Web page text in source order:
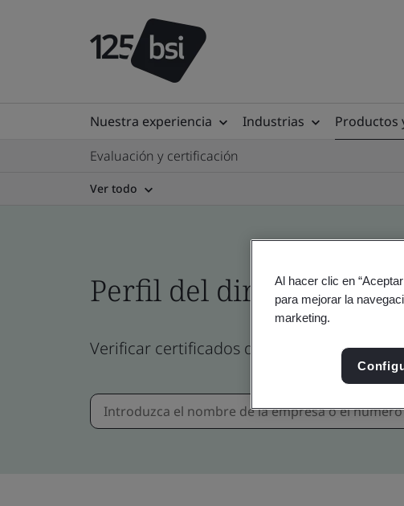
Nuestra experiencia Industrias Productos
Evaluación y certificación
Ver todo
Perfil del directorio de
Verificar certificados de empresa, sitio y
Al hacer clic en
para mejorar la
marketing.